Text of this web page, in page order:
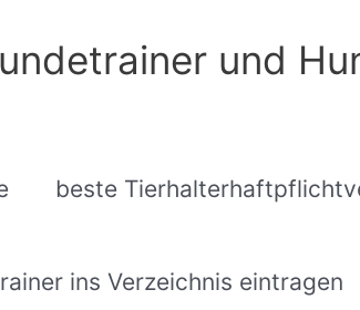
und
beste
ins Verzeichnis eintragen